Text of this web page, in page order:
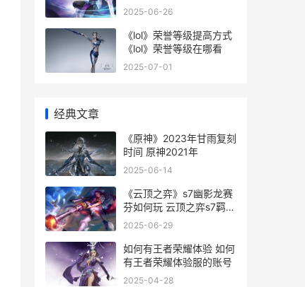
字教程 原神2.0秘宝迷踪
2025-06-26
《lol》荣誉等级提高方式
《lol》荣誉等级在哪看
2025-07-01
经典文章
《原神》2023年甘雨复刻
时间 原神2021年
2025-06-14
《云顶之弈》s7幽影龙赛
芬如何玩 云顶之弈s7羁绊
全览图
2025-06-29
如何有王者荣耀体验 如何
有王者荣耀体验服的账号
2025-04-28